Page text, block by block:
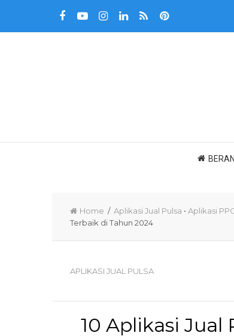
Home / Aplikasi Jual Pulsa • Aplikasi
Terbaik di Tahun 2024
APLIKASI JUAL PULSA
10 Aplikasi Jual